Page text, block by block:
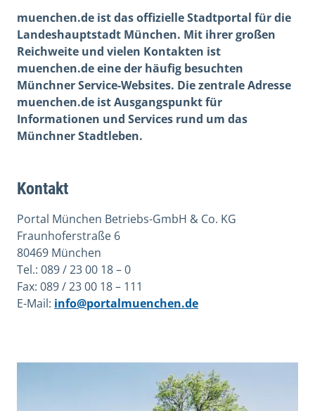
muenchen.de ist das offizielle Stadtportal für die
Landeshauptstadt München. Mit ihrer großen
Reichweite und vielen Kontakten ist
muenchen.de eine der häufig besuchten
Münchner Service-Websites. Die zentrale Adresse
muenchen.de ist Ausgangspunkt für
Informationen und Services rund um das
Münchner Stadtleben.
Kontakt
Portal München Betriebs-GmbH & Co. KG
Fraunhoferstraße 6
80469 München
Tel.: 089 / 23 00 18 – 0
Fax: 089 / 23 00 18 – 111
E-Mail: info@portalmuenchen.de